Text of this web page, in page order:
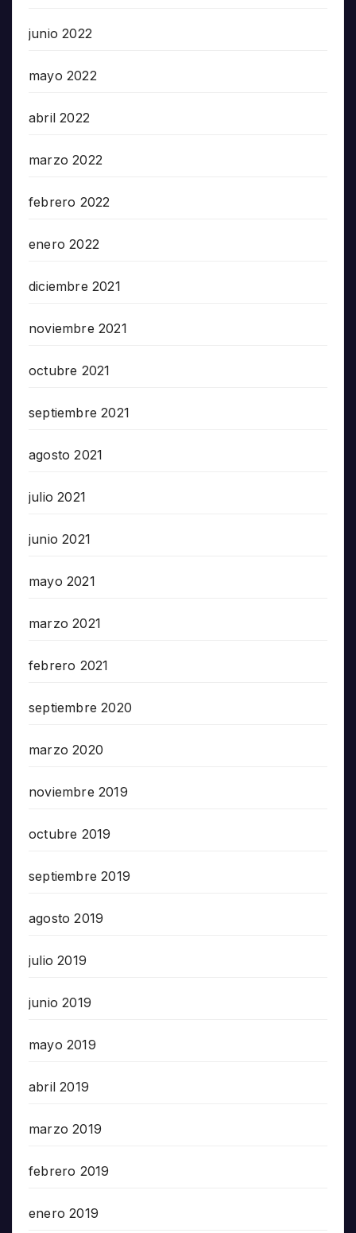
junio 2022
mayo 2022
abril 2022
marzo 2022
febrero 2022
enero 2022
diciembre 2021
noviembre 2021
octubre 2021
septiembre 2021
agosto 2021
julio 2021
junio 2021
mayo 2021
marzo 2021
febrero 2021
septiembre 2020
marzo 2020
noviembre 2019
octubre 2019
septiembre 2019
agosto 2019
julio 2019
junio 2019
mayo 2019
abril 2019
marzo 2019
febrero 2019
enero 2019